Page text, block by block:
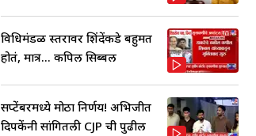
विधिमंडळ स्तरावर शिंदेंकडे बहुमत
होतं, मात्र... कपिल सिब्बल
सप्टेंबरमध्ये मोठा निर्णय! अभिजीत
दिपकेंनी सांगितली CJP ची पुढील